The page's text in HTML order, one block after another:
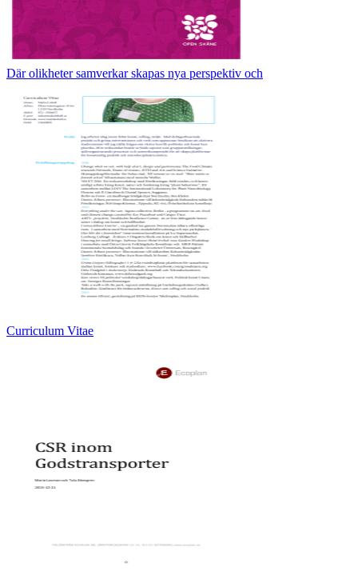
Där olikheter samverkar skapas nya perspektiv och
Curriculum Vitae